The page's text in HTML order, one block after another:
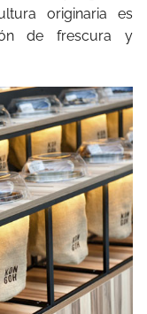
originaria es
de frescura y